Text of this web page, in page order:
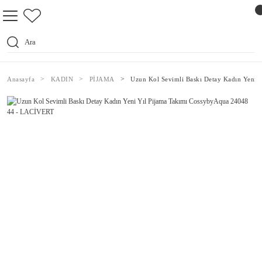
Anasayfa KADIN PİJAMA Uzun Kol Sevimli Baskı Detay Kadın Yeni